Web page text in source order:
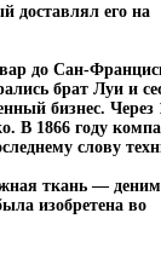
доставлял его на
до Сан-
брат Луи и
бизнес. Через
В 1866 году
слову
ткань —
изобретена во